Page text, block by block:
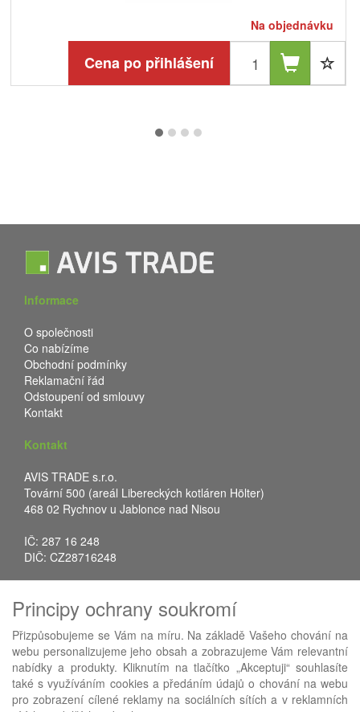
Na objednávku
Cena po přihlášení
Informace
O společnosti
Co nabízíme
Obchodní podmínky
Reklamační řád
Odstoupení od smlouvy
Kontakt
Kontakt
AVIS TRADE s.r.o.
Tovární 500 (areál Libereckých kotláren Hölter)
468 02 Rychnov u Jablonce nad Nisou
IČ: 287 16 248
DIČ: CZ28716248
Fax: +420 483 034 590
E-mail:info@avistrade.cz
Web:www.avistrade.cz
Principy ochrany soukromí
Přizpůsobujeme se Vám na míru. Na základě Vašeho chování na
webu personalizujeme jeho obsah a zobrazujeme Vám relevantní
nabídky a produkty. Kliknutím na tlačítko „Akceptuji“ souhlasíte
také s využíváním cookies a předáním údajů o chování na webu
pro zobrazení cílené reklamy na sociálních sítích a v reklamních